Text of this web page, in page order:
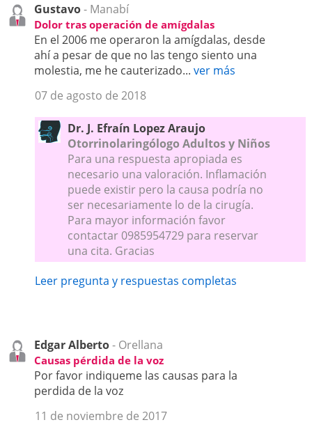
Gustavo- Manabí
Dolor tras operación de amígdalas
En el 2006 me operaron la amígdalas, desde
ahí a pesar de que no las tengo siento una
molestia, me he cauterizado... ver más
07 de agosto de 2018
Dr. J. Efraín Lopez Araujo
Otorrinolaringólogo Adultos y Niños
Para una respuesta apropiada es
necesario una valoración. Inflamación
puede existir pero la causa podría no
ser necesariamente lo de la cirugía.
Para mayor información favor
contactar 0985954729 para reservar
una cita. Gracias
Leer pregunta y respuestas completas
Edgar Alberto- Orellana
Causas pérdida de la voz
Por favor indiqueme las causas para la
perdida de la voz
11 de noviembre de 2017